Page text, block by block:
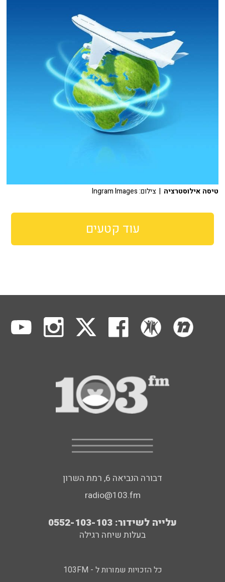
טיסה אילוסטרציה | צילום: Ingram Images
עוד קטעים
דבורה הנביאה 6, רמת השרון
radio@103.fm
עלייה לשידור: 0552-103-103
בעלות שיחה רגילה
כל הזכויות שמורות ל - 103FM